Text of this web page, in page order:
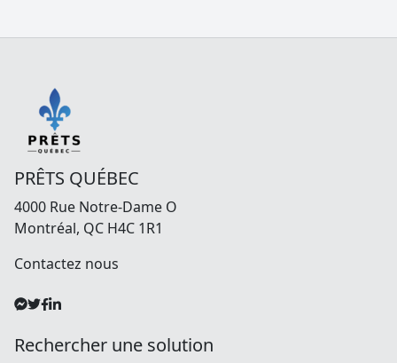
PRÊTS QUÉBEC
4000 Rue Notre-Dame O
Montréal, QC H4C 1R1
Contactez nous
Rechercher une solution